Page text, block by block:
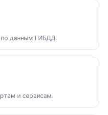
по данным ГИБДД.
и сервисам.